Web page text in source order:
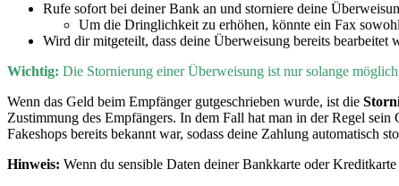
Rufe sofort bei deiner Bank an und storniere deine
Um die Dringlichkeit zu erhöhen, könnte ein Fax
Wird dir mitgeteilt, dass deine Überweisung bereits bearbeitet
Wichtig: Die Stornierung einer Überweisung ist nur solange
Wenn das Geld beim Empfänger gutgeschrieben wurde, ist die
Zustimmung des Empfängers. In dem Fall hat man in der Regel
Fakeshops bereits bekannt war, sodass deine Zahlung automatisch
Hinweis: Wenn du sensible Daten deiner Bankkarte oder